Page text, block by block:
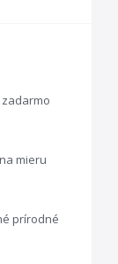
mieru
prírodné